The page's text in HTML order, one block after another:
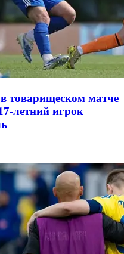
товарищеском матче
летний игрок